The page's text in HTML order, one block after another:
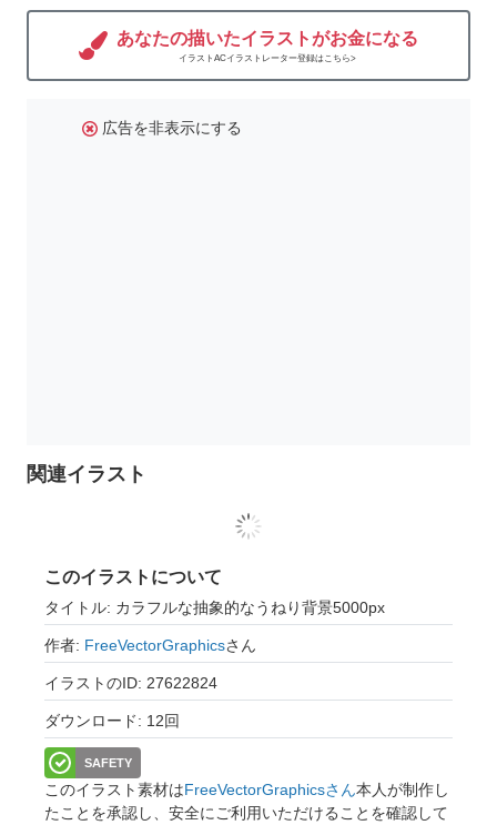
あなたの描いたイラストがお金になる
イラストACイラストレーター登録はこちら>
広告を非表示にする
関連イラスト
このイラストについて
タイトル: カラフルな抽象的なうねり背景5000px
作者: FreeVectorGraphicsさん
イラストのID: 27622824
ダウンロード: 12回
SAFETY
このイラスト素材はFreeVectorGraphicsさん本人が制作し
たことを承認し、安全にご利用いただけることを確認して